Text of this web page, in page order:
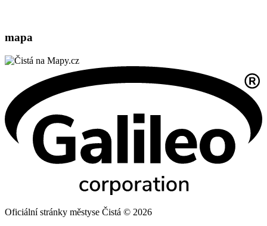
mapa
Oficiální stránky městyse Čistá © 2026